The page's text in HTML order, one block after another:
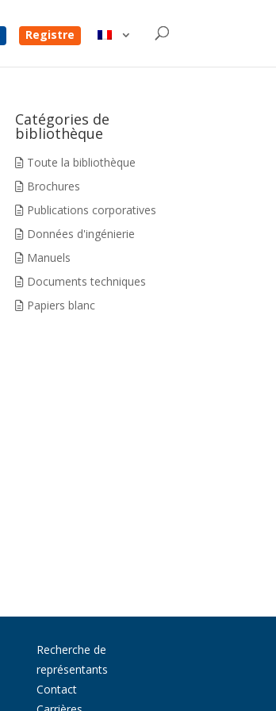
Registre
Catégories de
bibliothèque
Toute la bibliothèque
Brochures
Publications corporatives
Données d'ingénierie
Manuels
Documents techniques
Papiers blanc
Recherche de
représentants
Contact